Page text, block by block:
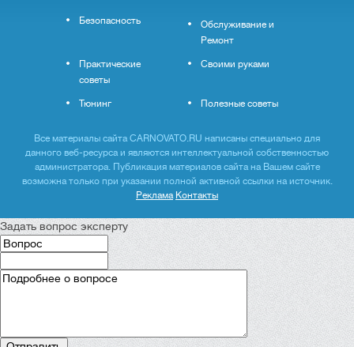
Безопасность
Обслуживание и
Ремонт
Практические
советы
Своими руками
Тюнинг Полезные советы
Все материалы сайта CARNOVATO.RU написаны специально для
данного веб-ресурса и являются интеллектуальной собственностью
администратора. Публикация материалов сайта на Вашем сайте
возможна только при указании полной активной ссылки на источник.
Реклама Контакты
Задать вопрос эксперту